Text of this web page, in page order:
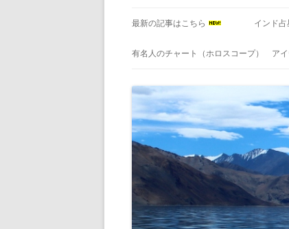
最新の記事はこちら インド
有名人のチャート（ホロスコープ） アイ